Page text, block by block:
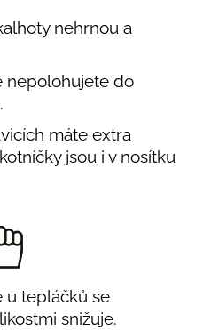
nehrnou a
nepolohujete do
máte extra
jsou i v nosítku
u tepláčků se
snižuje.